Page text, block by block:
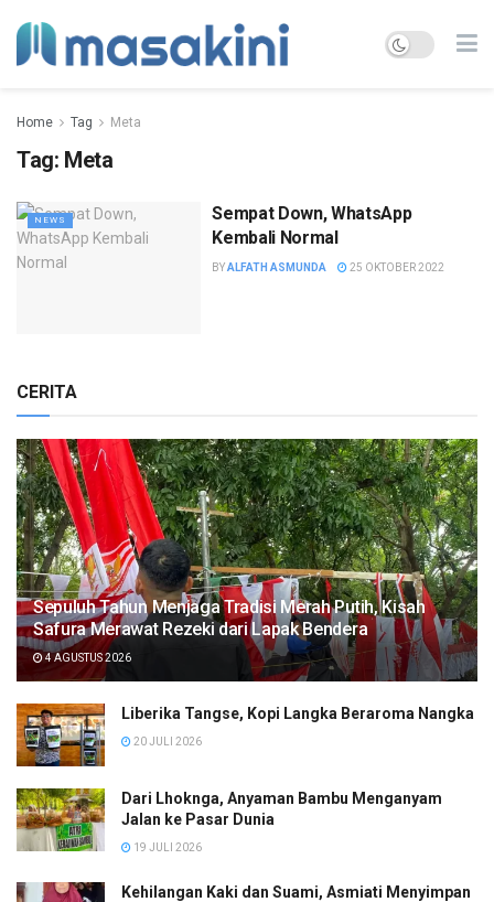
Home Tag Meta
Tag: Meta
NEWS
Sempat Down, WhatsApp
Kembali Normal
BYALFATH ASMUNDA 25 OKTOBER 2022
CERITA
Sepuluh Tahun Menjaga Tradisi Merah Putih, Kisah
Safura Merawat Rezeki dari Lapak Bendera
4 AGUSTUS 2026
Liberika Tangse, Kopi Langka Beraroma Nangka
20 JULI 2026
Dari Lhoknga, Anyaman Bambu Menganyam
Jalan ke Pasar Dunia
19 JULI 2026
Kehilangan Kaki dan Suami, Asmiati Menyimpan